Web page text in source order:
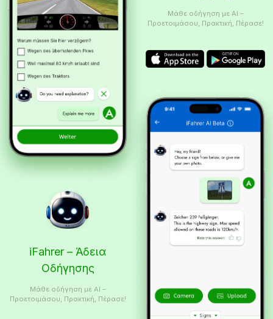
iFahrer – Άδεια
Οδήγησης
Μάθε οδήγηση με AI –
Προετοιμάσου, Πρακτική, Πέρασε!
Μάθε οδήγηση με AI –
Προετοιμάσου, Πρακτική, Πέρασε!